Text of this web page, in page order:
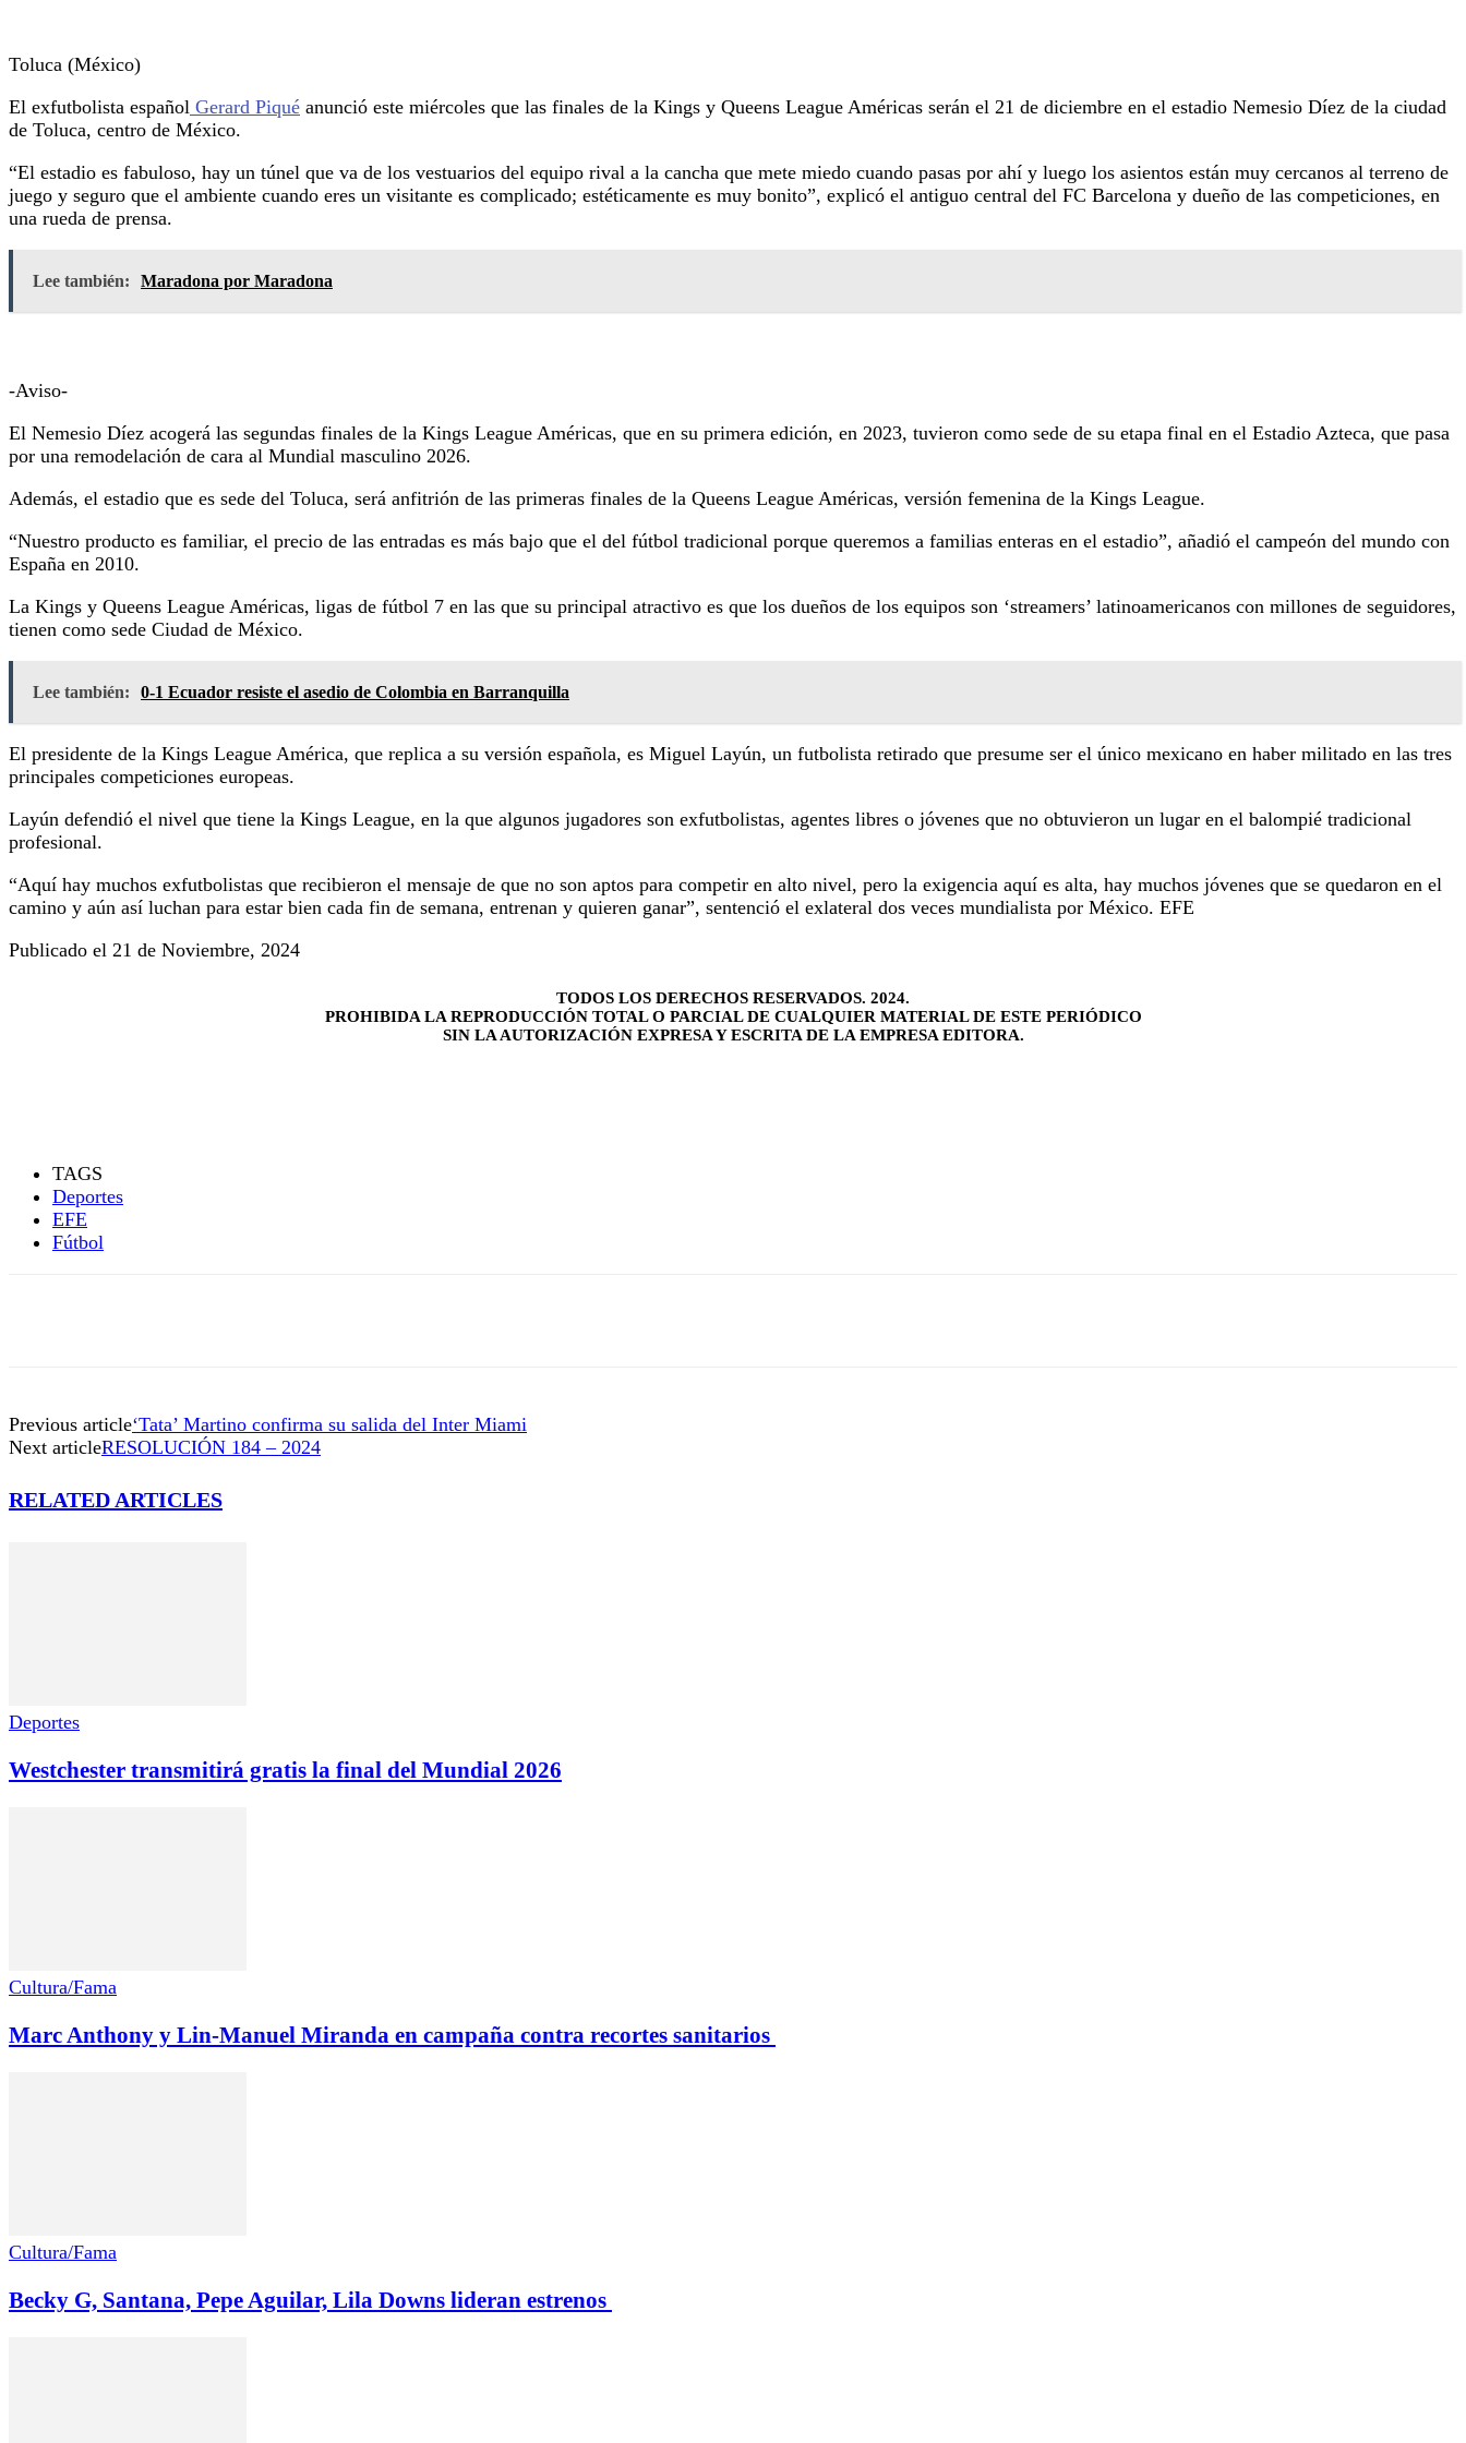
Toluca (México)
El exfutbolista español Gerard Piqué anunció este miércoles que las finales de la Kings y Queens League Américas serán el 21 de diciembre en el estadio Nemesio Díez de la ciudad
de Toluca, centro de México.
“El estadio es fabuloso, hay un túnel que va de los vestuarios del equipo rival a la cancha que mete miedo cuando pasas por ahí y luego los asientos están muy cercanos al terreno de
juego y seguro que el ambiente cuando eres un visitante es complicado; estéticamente es muy bonito”, explicó el antiguo central del FC Barcelona y dueño de las competiciones, en
una rueda de prensa.
Lee también: Maradona por Maradona
-Aviso-
El Nemesio Díez acogerá las segundas finales de la Kings League Américas, que en su primera edición, en 2023, tuvieron como sede de su etapa final en el Estadio Azteca, que pasa
por una remodelación de cara al Mundial masculino 2026.
Además, el estadio que es sede del Toluca, será anfitrión de las primeras finales de la Queens League Américas, versión femenina de la Kings League.
“Nuestro producto es familiar, el precio de las entradas es más bajo que el del fútbol tradicional porque queremos a familias enteras en el estadio”, añadió el campeón del mundo con
España en 2010.
La Kings y Queens League Américas, ligas de fútbol 7 en las que su principal atractivo es que los dueños de los equipos son ‘streamers’ latinoamericanos con millones de seguidores,
tienen como sede Ciudad de México.
Lee también: 0-1 Ecuador resiste el asedio de Colombia en Barranquilla
El presidente de la Kings League América, que replica a su versión española, es Miguel Layún, un futbolista retirado que presume ser el único mexicano en haber militado en las tres
principales competiciones europeas.
Layún defendió el nivel que tiene la Kings League, en la que algunos jugadores son exfutbolistas, agentes libres o jóvenes que no obtuvieron un lugar en el balompié tradicional
profesional.
“Aquí hay muchos exfutbolistas que recibieron el mensaje de que no son aptos para competir en alto nivel, pero la exigencia aquí es alta, hay muchos jóvenes que se quedaron en el
camino y aún así luchan para estar bien cada fin de semana, entrenan y quieren ganar”, sentenció el exlateral dos veces mundialista por México. EFE
Publicado el 21 de Noviembre, 2024
TODOS LOS DERECHOS RESERVADOS. 2024.
PROHIBIDA LA REPRODUCCIÓN TOTAL O PARCIAL DE CUALQUIER MATERIAL DE ESTE PERIÓDICO
SIN LA AUTORIZACIÓN EXPRESA Y ESCRITA DE LA EMPRESA EDITORA.
TAGS
Deportes
EFE
Fútbol
Previous article‘Tata’ Martino confirma su salida del Inter Miami
Next articleRESOLUCIÓN 184 – 2024
RELATED ARTICLES
Deportes
Westchester transmitirá gratis la final del Mundial 2026
Cultura/Fama
Marc Anthony y Lin-Manuel Miranda en campaña contra recortes sanitarios
Cultura/Fama
Becky G, Santana, Pepe Aguilar, Lila Downs lideran estrenos